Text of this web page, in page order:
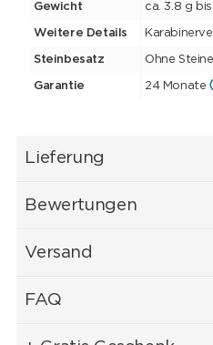
Gewicht ca. 3.8 g
Weitere Details
Steinbesatz Ohne Steine
Garantie 24 Monate
Lieferung
Bewertungen
Versand
FAQ